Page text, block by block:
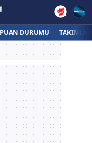
PUAN DURUMU TAKIMLAR